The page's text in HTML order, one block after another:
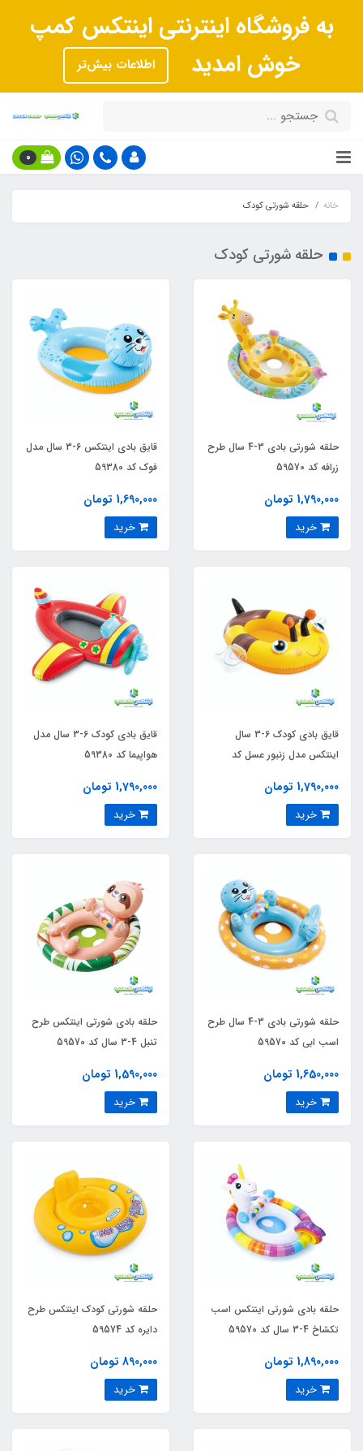
به فروشگاه اینترنتی اینتکس کمپ
خوش امدید
اطلاعات بیش‌تر
0
خانه حلقه شورتی کودک
حلقه شورتی کودک
حلقه شورتی بادی 3-4 سال طرح
زرافه کد 59570
1,790,000 تومان
قایق بادی اینتکس 6-3 سال مدل
فوک کد 59380
1,690,000 تومان
قایق بادی کودک 6-3 سال
اینتکس مدل زنبور عسل کد
1,790,000 تومان
قایق بادی کودک 6-3 سال مدل
هواپیما کد 59380
1,790,000 تومان
حلقه شورتی بادی 3-4 سال طرح
اسب ابی کد 59570
1,650,000 تومان
حلقه بادی شورتی اینتکس طرح
تنبل 4-3 سال کد 59570
1,590,000 تومان
حلقه بادی شورتی اینتکس اسب
تکشاخ 4-3 سال کد 59570
1,890,000 تومان
حلقه شورتی کودک اینتکس طرح
دایره کد 59574
890,000 تومان